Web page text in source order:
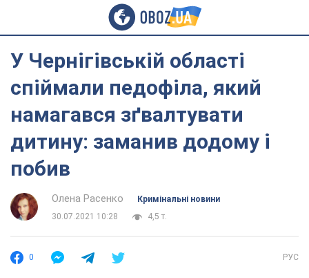
У Чернігівській області
спіймали педофіла, який
намагався зґвалтувати
дитину: заманив додому і
побив
Олена Расенко
Кримінальні новини
30.07.2021 10:28
4,5 т.
0 РУС